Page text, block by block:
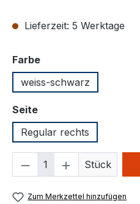
Lieferzeit: 5 Werktage
Farbeauswählen
weiss-schwarz
Seiteauswählen
Regular rechts
Produkt Anzahl:
Stück
Zum Merkzettel hinzufügen